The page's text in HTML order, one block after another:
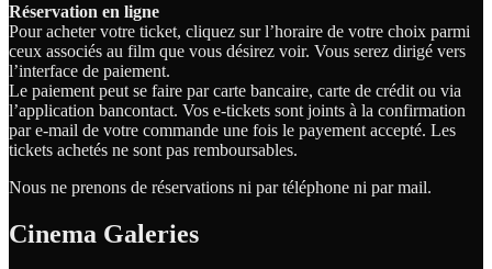
Réservation en ligne
Pour acheter votre ticket, cliquez sur l’horaire de votre choix parmi
ceux associés au film que vous désirez voir. Vous serez dirigé vers
l’interface de paiement.
Le paiement peut se faire par carte bancaire, carte de crédit ou via
l’application bancontact. Vos e-tickets sont joints à la confirmation
par e-mail de votre commande une fois le payement accepté. Les
tickets achetés ne sont pas remboursables.
Nous ne prenons de réservations ni par téléphone ni par mail.
Cinema Galeries